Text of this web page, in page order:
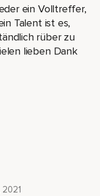
Antwort sucht und so.
habe so ein
ein Volltreffer,
Talent ist es,
rüber zu
lieben Dank